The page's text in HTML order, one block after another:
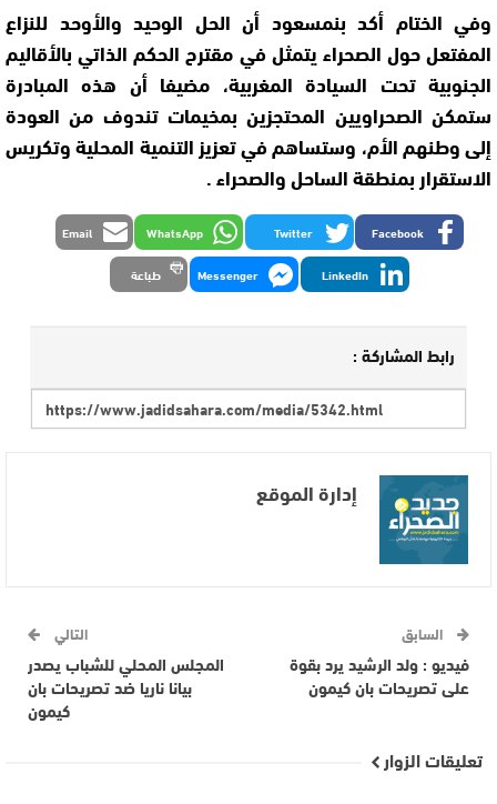
وفي الختام أكد بنمسعود أن الحل الوحيد والأوحد للنزاع
المفتعل حول الصحراء يتمثل في مقترح الحكم الذاتي بالأقاليم
الجنوبية تحت السيادة المغربية، مضيفا أن هذه المبادرة
ستمكن الصحراويين المحتجزين بمخيمات تندوف من العودة
إلى وطنهم الأم، وستساهم في تعزيز التنمية المحلية وتكريس
الاستقرار بمنطقة الساحل والصحراء .
Facebook
Twitter
WhatsApp
Email
LinkedIn
Messenger طباعة
رابط المشاركة :
إدارة الموقع
السابق
فيديو : ولد الرشيد يرد بقوة
على تصريحات بان كيمون
التالي
المجلس المحلي للشباب يصدر
بيانا ناريا ضد تصريحات بان
كيمون
تعليقات الزوار